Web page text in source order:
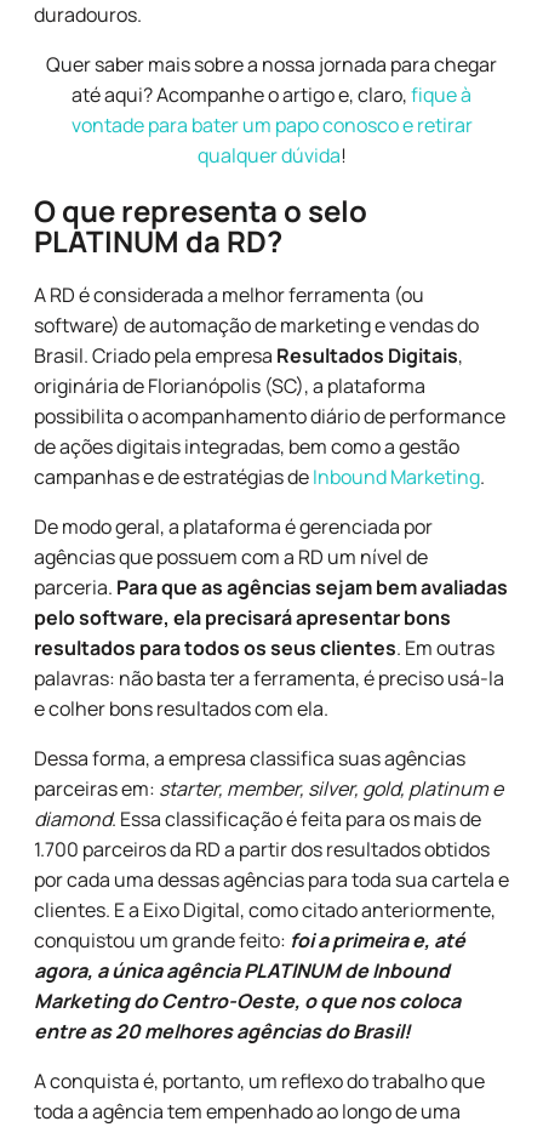
duradouros.
Quer saber mais sobre a nossa jornada para chegar
até aqui? Acompanhe o artigo e, claro,fique à
vontade para bater um papo conosco e retirar
qualquer dúvida!
O que representa o selo
PLATINUM da RD?
A RD é considerada a melhor ferramenta (ou
software) de automação de marketing e vendas do
Brasil. Criado pela empresa Resultados Digitais,
originária de Florianópolis (SC), a plataforma
possibilita o acompanhamento diário de performance
de ações digitais integradas, bem como a gestão
campanhas e de estratégias deInbound Marketing.
De modo geral, a plataforma é gerenciada por
agências que possuem com a RD um nível de
parceria. Para que as agências sejam bem avaliadas
pelo software, ela precisará apresentar bons
resultados para todos os seus clientes. Em outras
palavras: não basta ter a ferramenta, é preciso usá-la
e colher bons resultados com ela.
Dessa forma, a empresa classifica suas agências
parceiras em: starter, member, silver, gold, platinum e
diamond. Essa classificação é feita para os mais de
1.700 parceiros da RD a partir dos resultados obtidos
por cada uma dessas agências para toda sua cartela e
clientes. E a Eixo Digital, como citado anteriormente,
conquistou um grande feito: foi a primeira e, até
agora, a única agência PLATINUM de Inbound
Marketing do Centro-Oeste, o que nos coloca
entre as 20 melhores agências do Brasil!
A conquista é, portanto, um reflexo do trabalho que
toda a agência tem empenhado ao longo de uma